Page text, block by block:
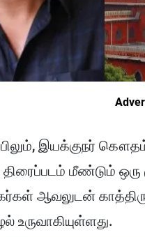
இயக்குநர்
திரைப்படம் மீண்டும்
ஆவலுடன்
உருவாகியுள்ளது.